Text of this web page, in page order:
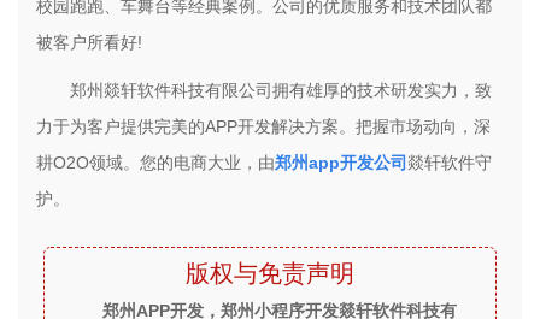
校园跑跑、车舞台等经典案例。公司的优质服务和技术团队都
被客户所看好!
郑州燚轩软件科技有限公司拥有雄厚的技术研发实力，致
力于为客户提供完美的APP开发解决方案。把握市场动向，深
耕O2O领域。您的电商大业，由郑州app开发公司 燚轩软件守
护。
版权与免责声明
郑州APP开发，郑州小程序开发燚轩软件科技有